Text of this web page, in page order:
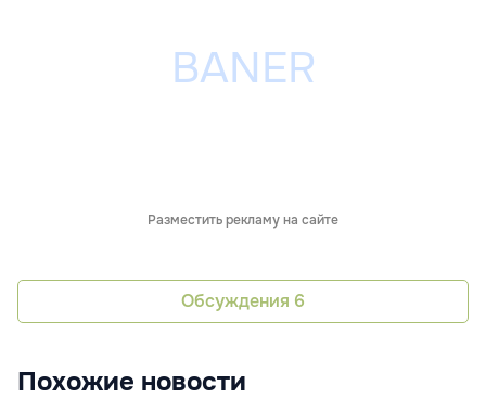
Разместить рекламу на сайте
Обсуждения 6
Похожие новости